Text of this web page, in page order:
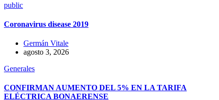
public
Coronavirus disease 2019
Germán Vitale
agosto 3, 2026
Generales
CONFIRMAN AUMENTO DEL 5% EN LA TARIFA
ELÉCTRICA BONAERENSE